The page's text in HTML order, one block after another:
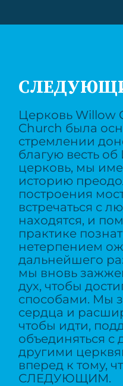
Церковь Willow
Church была
стремлении
благую весть об
церковь, мы
историю
построения
встречаться с
находятся, и
практике
нетерпением
дальнейшего
мы вновь
дух, чтобы
способами. Мы
сердца и
чтобы идти,
объединяться
другими
вперед к тому,
СЛЕДУЮЩИМ.